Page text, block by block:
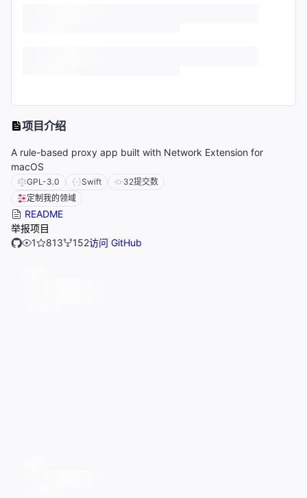
项目介绍
A rule-based proxy app built with Network Extension for
macOS
GPL-3.0 Swift 32提交数
定制我的领域
README
举报项目
1
813 152访问 GitHub